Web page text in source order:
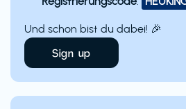
Und schon bist du dabei! 🎉
Sign up